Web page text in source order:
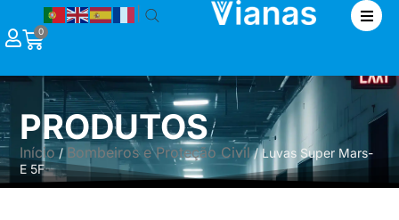
0
PRODUTOS
Início/ Bombeiros e Proteção Civil/ Luvas Super Mars-
E 5F